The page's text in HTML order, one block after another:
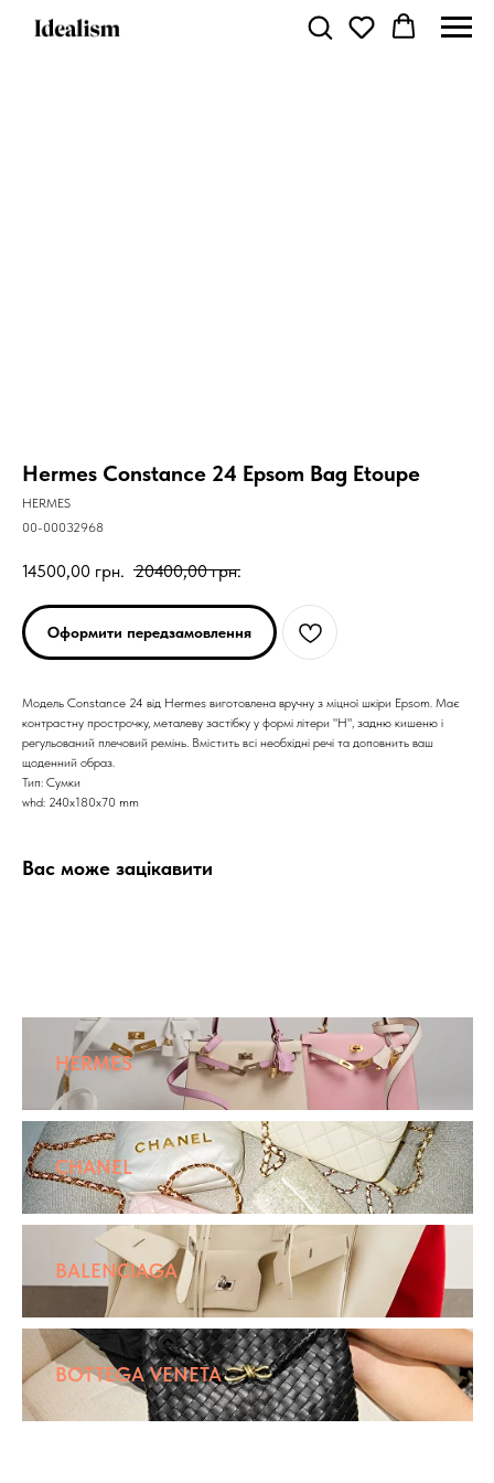
Hermes Constance 24 Epsom Bag Etoupe
HERMES
00-00032968
14500,00 грн. 20400,00 грн.
Оформити передзамовлення
Модель Constance 24 від Hermes виготовлена вручну з міцної шкіри Epsom. Має
контрастну прострочку, металеву застібку у формі літери "Н", задню кишеню і
регульований плечовий ремінь. Вмістить всі необхідні речі та доповнить ваш
щоденний образ.
Тип: Сумки
whd: 240x180x70 mm
Вас може зацікавити
HERMES
CHANEL
BALENCIAGA
BOTTEGA VENETA